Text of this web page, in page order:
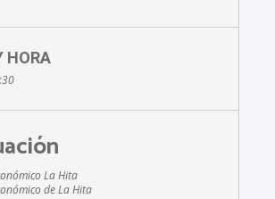
HORA
La Hita
de La Hita